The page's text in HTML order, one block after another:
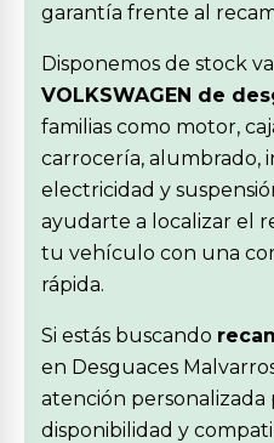
garantía frente al
Disponemos de stock
VOLKSWAGEN de
familias como motor,
carrocería, alumbrado,
electricidad y
ayudarte a localizar el
tu vehículo con una
rápida.
Si estás buscando
en Desguaces
atención personalizada
disponibilidad y